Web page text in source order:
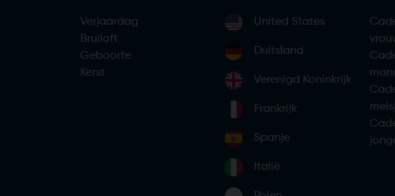
Verjaardag
Bruiloft
Geboorte
Kerst
United States
Duitsland
Verenigd Koninkrijk
Frankrijk
Spanje
Italië